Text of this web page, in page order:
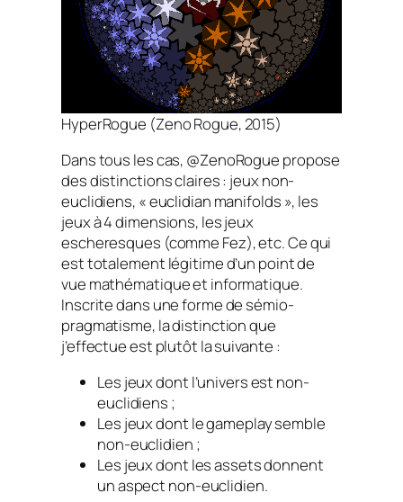
HyperRogue (Zeno Rogue, 2015)
Dans tous les cas, @ZenoRogue propose
des distinctions claires : jeux non-
euclidiens, « euclidian manifolds », les
jeux à 4 dimensions, les jeux
escheresques (comme Fez), etc. Ce qui
est totalement légitime d’un point de
vue mathématique et informatique.
Inscrite dans une forme de sémio-
pragmatisme, la distinction que
j’effectue est plutôt la suivante :
Les jeux dont l’univers est non-
euclidiens ;
Les jeux dont le gameplay semble
non-euclidien ;
Les jeux dont les assets donnent
un aspect non-euclidien.